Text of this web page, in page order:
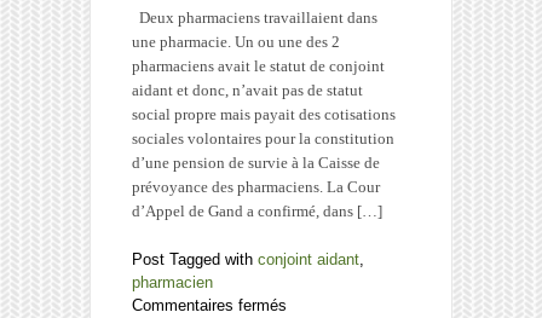
Deux pharmaciens travaillaient dans
une pharmacie. Un ou une des 2
pharmaciens avait le statut de conjoint
aidant et donc, n’avait pas de statut
social propre mais payait des cotisations
sociales volontaires pour la constitution
d’une pension de survie à la Caisse de
prévoyance des pharmaciens. La Cour
d’Appel de Gand a confirmé, dans […]
Post Tagged with conjoint aidant,
pharmacien
Commentaires fermés